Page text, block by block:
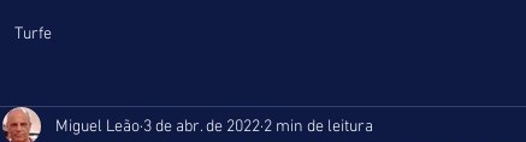
Turfe
Miguel Leão 3 de abr. de 2022 2 min de leitura